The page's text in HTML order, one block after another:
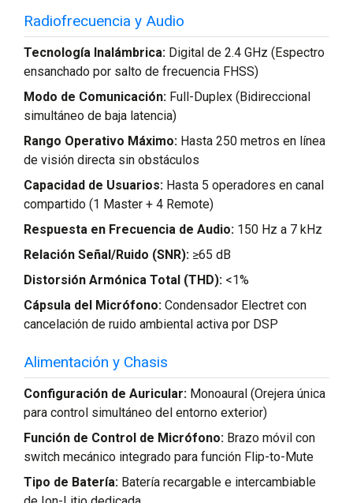
Radiofrecuencia y Audio
Tecnología Inalámbrica: Digital de 2.4 GHz (Espectro
ensanchado por salto de frecuencia FHSS)
Modo de Comunicación: Full-Duplex (Bidireccional
simultáneo de baja latencia)
Rango Operativo Máximo: Hasta 250 metros en línea
de visión directa sin obstáculos
Capacidad de Usuarios: Hasta 5 operadores en canal
compartido (1 Master + 4 Remote)
Respuesta en Frecuencia de Audio: 150 Hz a 7 kHz
Relación Señal/Ruido (SNR): ≥65 dB
Distorsión Armónica Total (THD): <1%
Cápsula del Micrófono: Condensador Electret con
cancelación de ruido ambiental activa por DSP
Alimentación y Chasis
Configuración de Auricular: Monoaural (Orejera única
para control simultáneo del entorno exterior)
Función de Control de Micrófono: Brazo móvil con
switch mecánico integrado para función Flip-to-Mute
Tipo de Batería: Batería recargable e intercambiable